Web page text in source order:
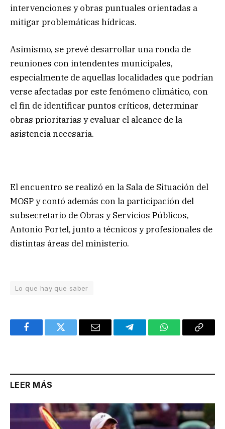
intervenciones y obras puntuales orientadas a
mitigar problemáticas hídricas.
Asimismo, se prevé desarrollar una ronda de
reuniones con intendentes municipales,
especialmente de aquellas localidades que podrían
verse afectadas por este fenómeno climático, con
el fin de identificar puntos críticos, determinar
obras prioritarias y evaluar el alcance de la
asistencia necesaria.
El encuentro se realizó en la Sala de Situación del
MOSP y contó además con la participación del
subsecretario de Obras y Servicios Públicos,
Antonio Portel, junto a técnicos y profesionales de
distintas áreas del ministerio.
Lo que hay que saber
FacebookTwitter Email TelegramWhatsAppCopy
LEER MÁS